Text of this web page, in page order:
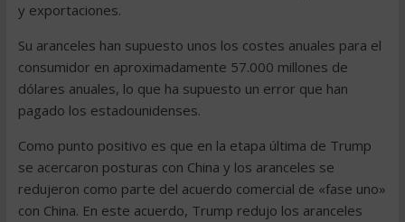
y exportaciones.
Su aranceles han supuesto unos los costes anuales para el
consumidor en aproximadamente 57.000 millones de
dólares anuales, lo que ha supuesto un error que han
pagado los estadounidenses.
Como punto positivo es que en la etapa última de Trump
se acercaron posturas con China y los aranceles se
redujeron como parte del acuerdo comercial de «fase uno»
con China. En este acuerdo, Trump redujo los aranceles